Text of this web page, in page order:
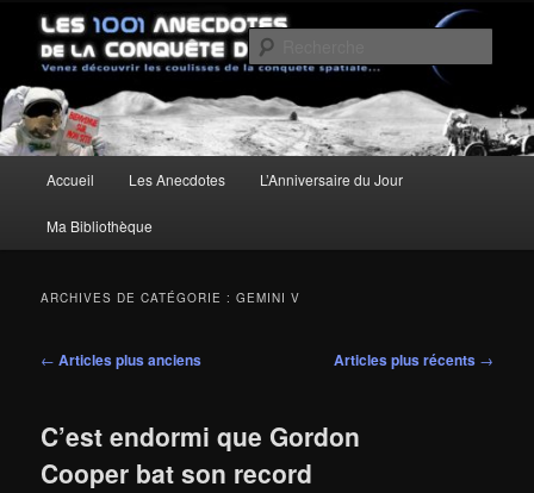
contenu
principal
contenu
secondaireLes anecdotes de la Conquête de
l'Espace
Un site pour découvrir les coulisses de la conquête spatiale
principal
Accueil Les Anecdotes L’Anniversaire du Jour
Ma Bibliothèque
ARCHIVES DE CATÉGORIE :GEMINI V
Navigation
← Articles plus anciens Articles plus récents →
C’est endormi que Gordon
Cooper bat son record